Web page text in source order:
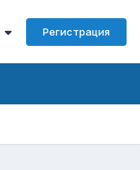
Регистрация